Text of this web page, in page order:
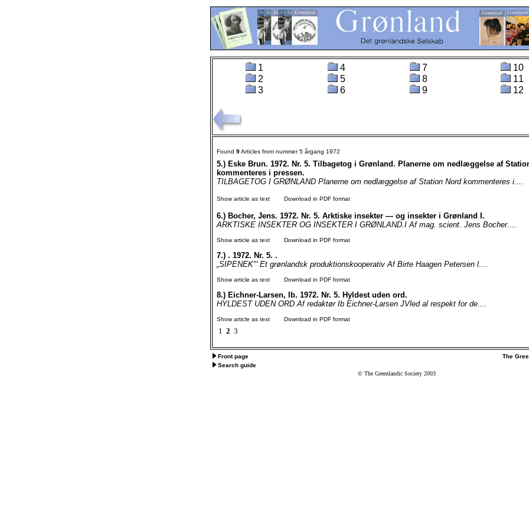
1
2
3
4
5
6
7
8
9
10
11
12
Found 9Articles from nummer 5 årgang 1972
5.) Eske Brun. 1972. Nr. 5. Tilbagetog i Grønland. Planerne om nedlæggelse af
kommenteres i pressen.
TILBAGETOG I GRØNLAND Planerne om nedlæggelse af Station Nord kommenteres i....
Show article as text Download in PDF format
6.) Bocher, Jens. 1972. Nr. 5. Arktiske insekter — og insekter i Grønland I.
ARKTISKE INSEKTER OG INSEKTER I GRØNLAND.I Af mag. scient. Jens Bocher....
Show article as text Download in PDF format
7.) . 1972. Nr. 5. .
„SIPENEK"' Et grønlandsk produktionskooperativ Af Birte Haagen Petersen l....
Show article as text Download in PDF format
8.) Eichner-Larsen, Ib. 1972. Nr. 5. Hyldest uden ord.
HYLDEST UDEN ORD Af redaktør Ib Eichner-Larsen JVled al respekt for de....
Show article as text Download in PDF format
1 2 3
Front page
The
Search guide
© The Greenlandic Society 2003